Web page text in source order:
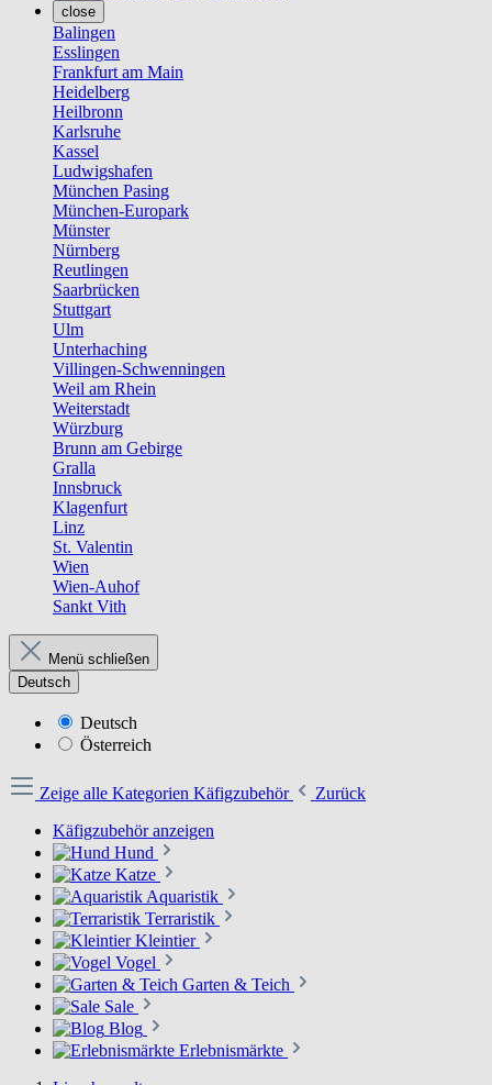
close
Balingen
Esslingen
Frankfurt am Main
Heidelberg
Heilbronn
Karlsruhe
Kassel
Ludwigshafen
München Pasing
München-Europark
Münster
Nürnberg
Reutlingen
Saarbrücken
Stuttgart
Ulm
Unterhaching
Villingen-Schwenningen
Weil am Rhein
Weiterstadt
Würzburg
Brunn am Gebirge
Gralla
Innsbruck
Klagenfurt
Linz
St. Valentin
Wien
Wien-Auhof
Sankt Vith
Menü schließen
Deutsch
Deutsch
Österreich
Zeige alle Kategorien Käfigzubehör
Zurück
Käfigzubehör anzeigen
Hund
Katze
Aquaristik
Terraristik
Kleintier
Vogel
Garten & Teich
Sale
Blog
Erlebnismärkte